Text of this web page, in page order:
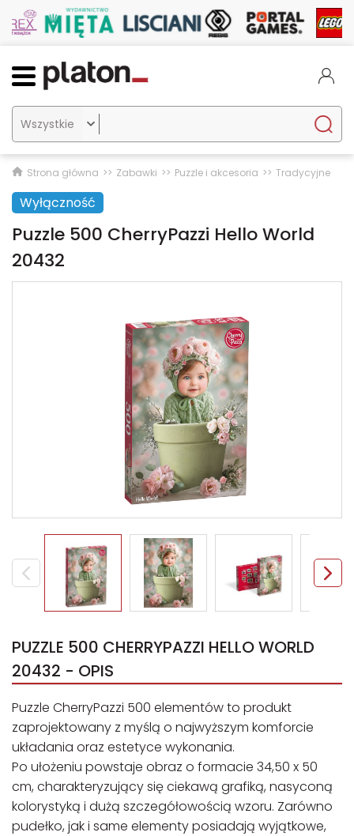

Strona główna Zabawki Puzzle i akcesoria Tradycyjne
Wyłączność
Puzzle 500 CherryPazzi Hello World
20432
PUZZLE 500 CHERRYPAZZI HELLO WORLD
20432 - OPIS
Puzzle CherryPazzi 500 elementów to produkt
zaprojektowany z myślą o najwyższym komforcie
układania oraz estetyce wykonania.
Po ułożeniu powstaje obraz o formacie 34,50 x 50
cm, charakteryzujący się ciekawą grafiką, nasyconą
kolorystyką i dużą szczegółowością wzoru. Zarówno
pudełko, jak i same elementy posiadają wyjątkowe,